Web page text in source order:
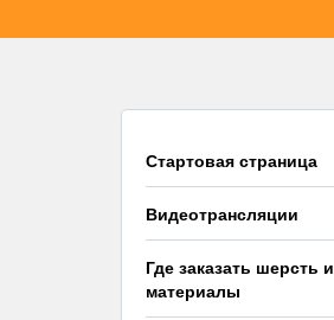
Стартовая страница
Видеотрансляции
Где заказать шерсть и
материалы